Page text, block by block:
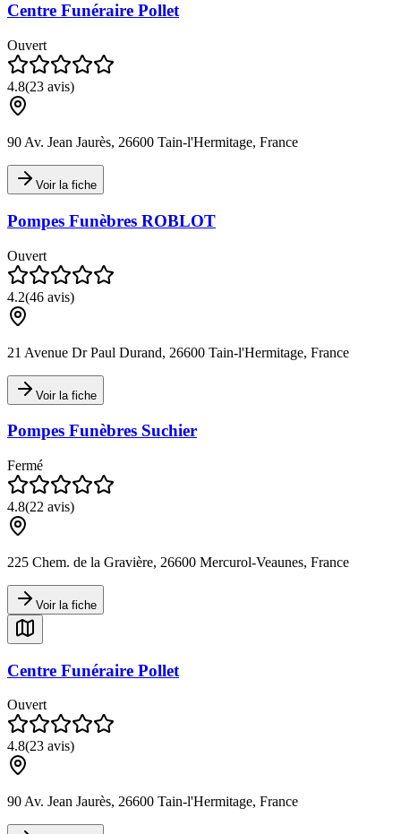
Centre Funéraire Pollet
Ouvert
4.8(23 avis)
90 Av. Jean Jaurès, 26600 Tain-l'Hermitage, France
Voir la fiche
Pompes Funèbres ROBLOT
Ouvert
4.2(46 avis)
21 Avenue Dr Paul Durand, 26600 Tain-l'Hermitage, France
Voir la fiche
Pompes Funèbres Suchier
Fermé
4.8(22 avis)
225 Chem. de la Gravière, 26600 Mercurol-Veaunes, France
Voir la fiche
Centre Funéraire Pollet
Ouvert
4.8(23 avis)
90 Av. Jean Jaurès, 26600 Tain-l'Hermitage, France